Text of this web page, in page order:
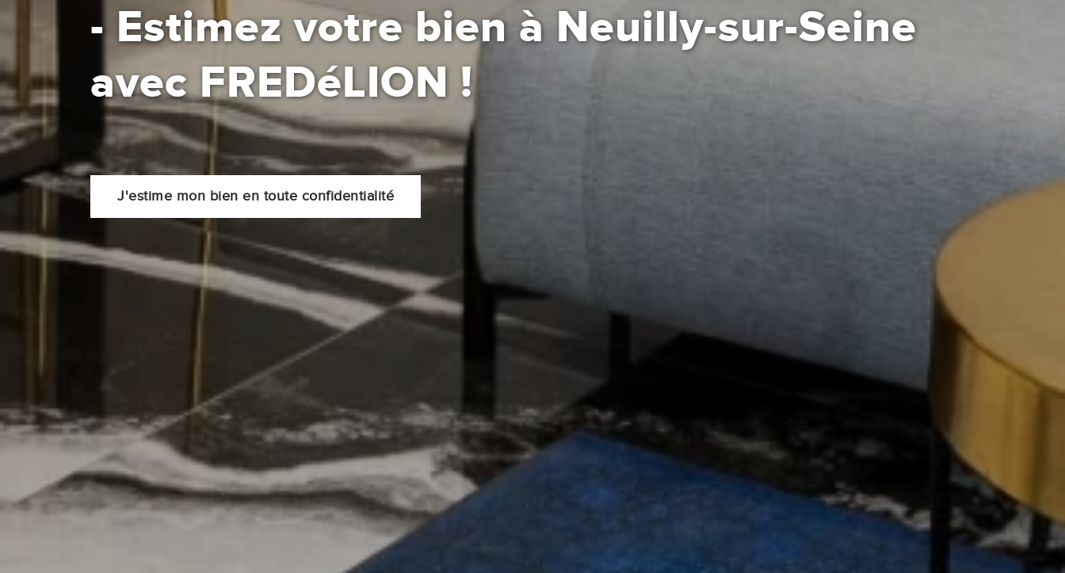
- Estimez votre bien à Neuilly-sur-Seine
avecFREDéLION !
J'estime mon bien en toute confidentialité